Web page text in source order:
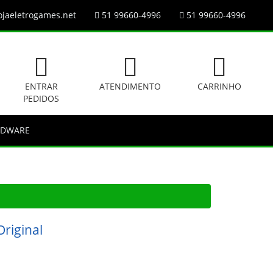
51 99660-4996 51 99660-4996
ENTRAR
PEDIDOS
ATENDIMENTO CARRINHO